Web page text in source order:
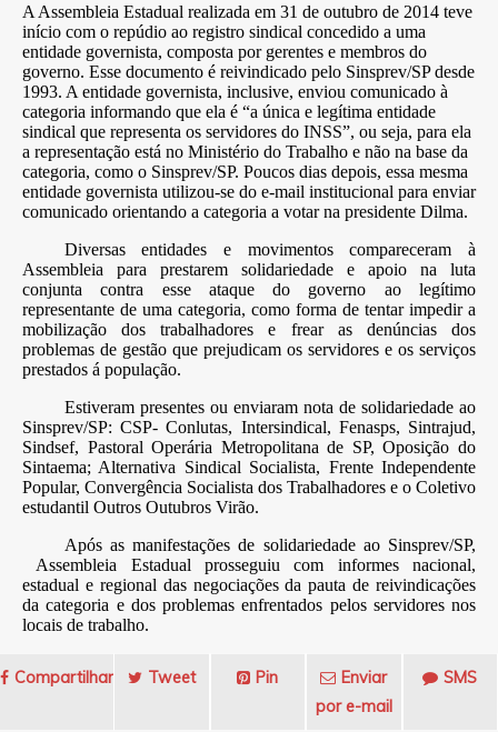
A Assembleia Estadual realizada em 31 de outubro de 2014 teve
início com o repúdio ao registro sindical concedido a uma
entidade governista, composta por gerentes e membros do
governo. Esse documento é reivindicado pelo Sinsprev/SP desde
1993. A entidade governista, inclusive, enviou comunicado à
categoria informando que ela é “a única e legítima entidade
sindical que representa os servidores do INSS”, ou seja, para ela
a representação está no Ministério do Trabalho e não na base da
categoria, como o Sinsprev/SP. Poucos dias depois, essa mesma
entidade governista utilizou-se do e-mail institucional para enviar
comunicado orientando a categoria a votar na presidente Dilma.
Diversas entidades e movimentos compareceram à
Assembleia para prestarem solidariedade e apoio na luta
conjunta contra esse ataque do governo ao legítimo
representante de uma categoria, como forma de tentar impedir a
mobilização dos trabalhadores e frear as denúncias dos
problemas de gestão que prejudicam os servidores e os serviços
prestados á população.
Estiveram presentes ou enviaram nota de solidariedade ao
Sinsprev/SP: CSP- Conlutas, Intersindical, Fenasps, Sintrajud,
Sindsef, Pastoral Operária Metropolitana de SP, Oposição do
Sintaema; Alternativa Sindical Socialista, Frente Independente
Popular, Convergência Socialista dos Trabalhadores e o Coletivo
estudantil Outros Outubros Virão.
Após as manifestações de solidariedade ao Sinsprev/SP,
Assembleia Estadual prosseguiu com informes nacional,
estadual e regional das negociações da pauta de reivindicações
da categoria e dos problemas enfrentados pelos servidores nos
locais de trabalho.
Compartilhar Tweet Pin
Enviar
por e-mail
SMS